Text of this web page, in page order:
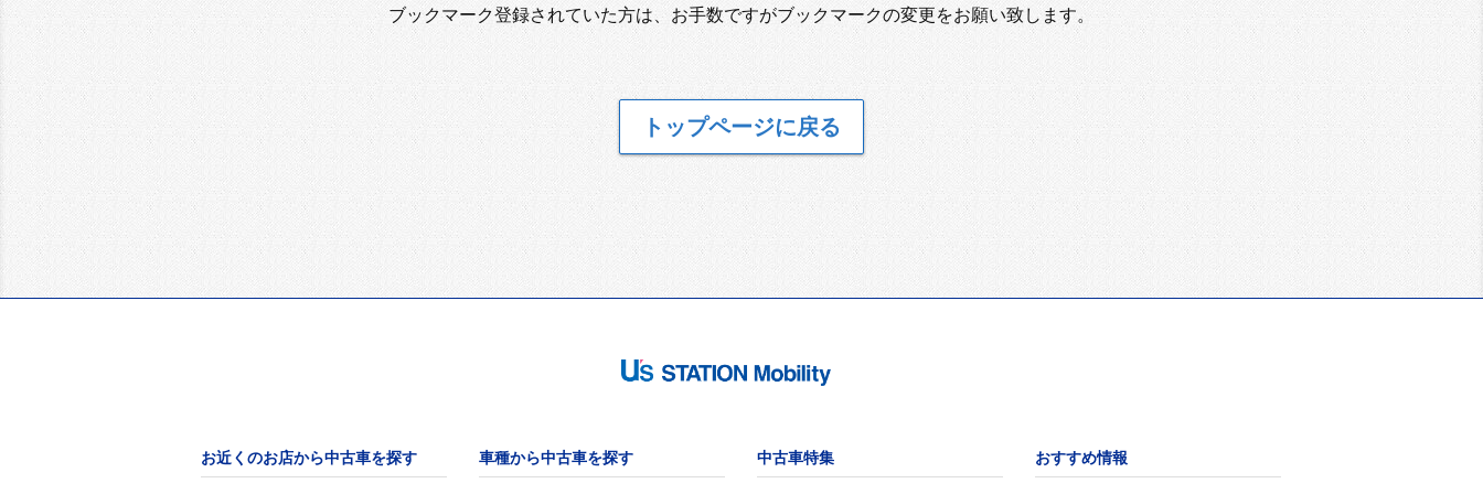
ブックマーク登録されていた方は、お手数ですがブックマークの変更をお願い致します。
トップページに戻る
お近くのお店から中古車を探す 車種から中古車を探す 中古車特集 おすすめ情報